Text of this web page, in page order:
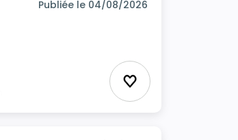
Publiée le 04/08/2026
Ajouter aux